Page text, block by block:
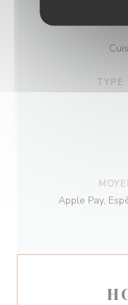
TYPE
Apple Pay,